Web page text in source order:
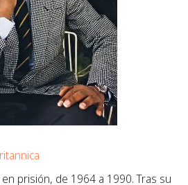
prisión, de 1964 a 1990. Tras su